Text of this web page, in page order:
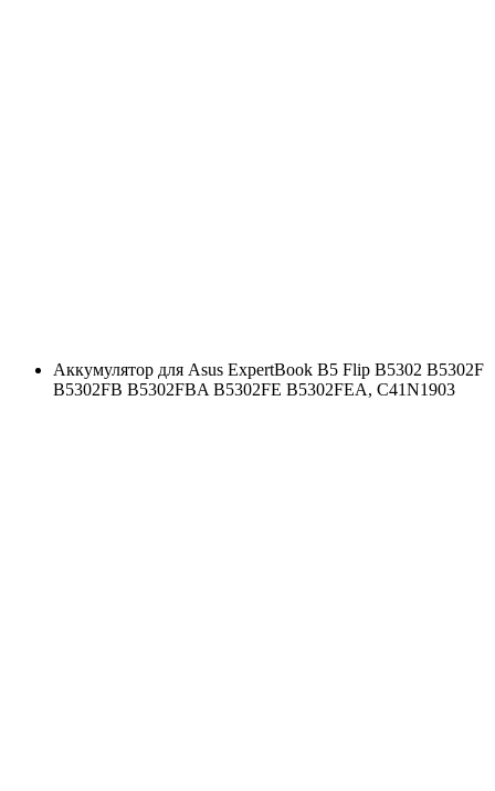
Аккумулятор для Asus ExpertBook B5 Flip B5302 B5302F
B5302FB B5302FBA B5302FE B5302FEA, C41N1903